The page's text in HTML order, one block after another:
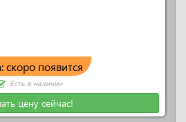
скоро появится
Есть в наличии
цену сейчас!